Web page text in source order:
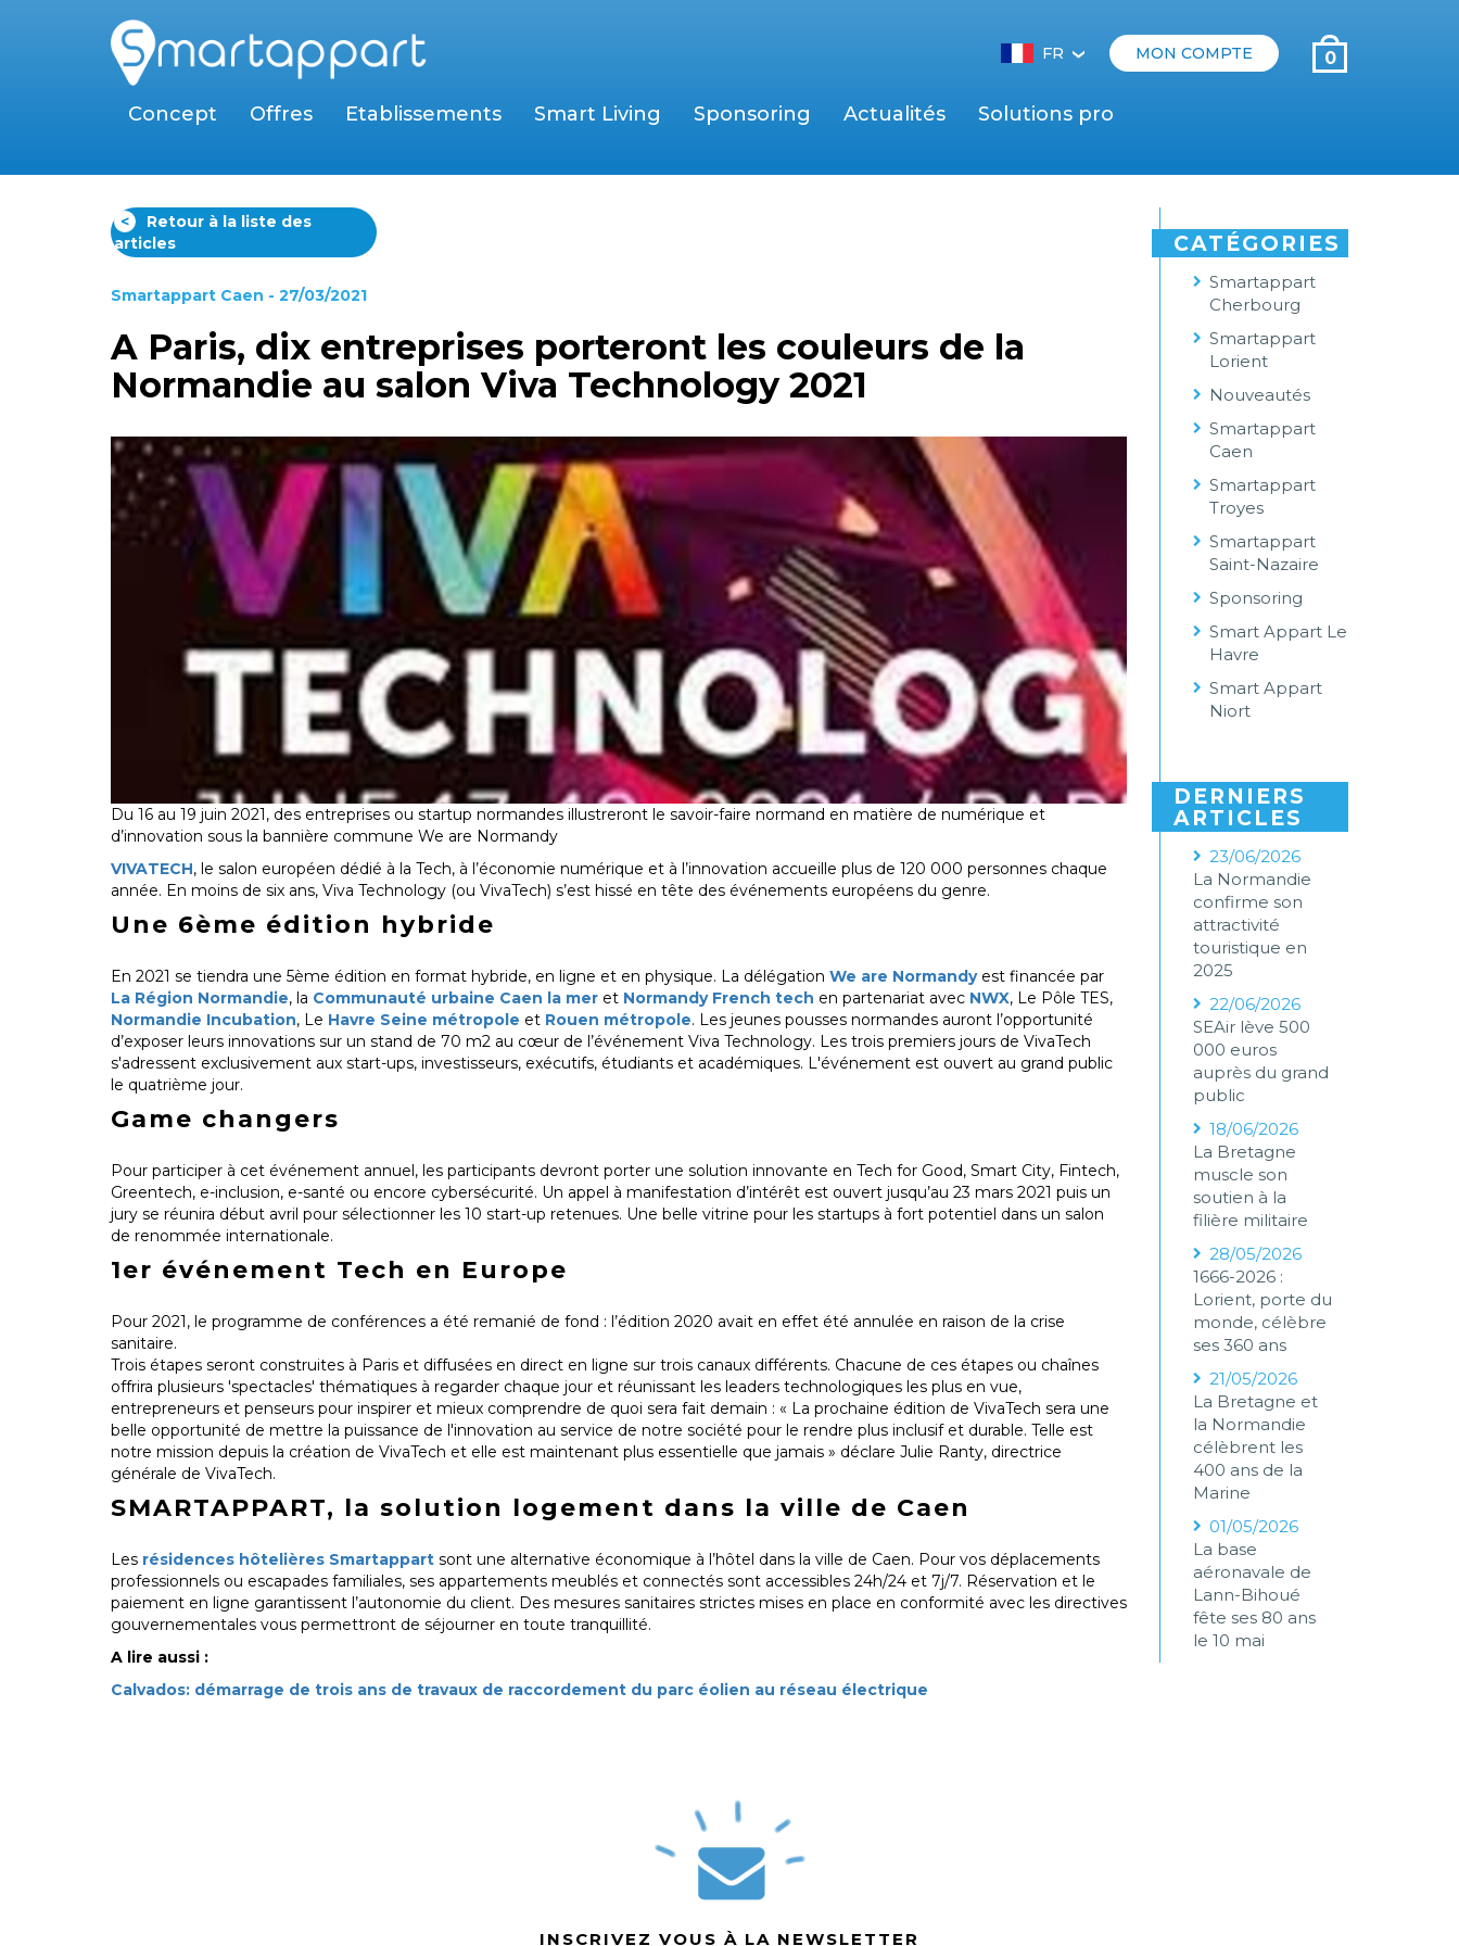
FR‹ MON COMPTE 0
Concept Offres Etablissements Smart Living Sponsoring Actualités Solutions pro
<
Retour à la liste des
articles
Smartappart Caen - 27/03/2021
A Paris, dix entreprises porteront les couleurs de la
Normandie au salon Viva Technology 2021
Du 16 au 19 juin 2021, des entreprises ou startup normandes illustreront le savoir-faire normand en matière de numérique et
d’innovation sous la bannière commune We are Normandy
VIVATECH, le salon européen dédié à la Tech, à l’économie numérique et à l’innovation accueille plus de 120 000 personnes chaque
année. En moins de six ans, Viva Technology (ou VivaTech) s’est hissé en tête des événements européens du genre.
Une 6ème édition hybride
En 2021 se tiendra une 5ème édition en format hybride, en ligne et en physique. La délégation We are Normandyest financée par
La Région Normandie, la Communauté urbaine Caen la mer et Normandy French tech en partenariat avec NWX, Le Pôle TES,
Normandie Incubation, Le Havre Seine métropole et Rouen métropole. Les jeunes pousses normandes auront l’opportunité
d’exposer leurs innovations sur un stand de 70 m2 au cœur de l’événement Viva Technology. Les trois premiers jours de VivaTech
s'adressent exclusivement aux start-ups, investisseurs, exécutifs, étudiants et académiques. L'événement est ouvert au grand public
le quatrième jour.
Game changers
Pour participer à cet événement annuel, les participants devront porter une solution innovante en Tech for Good, Smart City, Fintech,
Greentech, e-inclusion, e-santé ou encore cybersécurité. Un appel à manifestation d’intérêt est ouvert jusqu’au 23 mars 2021 puis un
jury se réunira début avril pour sélectionner les 10 start-up retenues. Une belle vitrine pour les startups à fort potentiel dans un salon
de renommée internationale.
1er événement Tech en Europe
Pour 2021, le programme de conférences a été remanié de fond : l’édition 2020 avait en effet été annulée en raison de la crise
sanitaire.
Trois étapes seront construites à Paris et diffusées en direct en ligne sur trois canaux différents. Chacune de ces étapes ou chaînes
offrira plusieurs 'spectacles' thématiques à regarder chaque jour et réunissant les leaders technologiques les plus en vue,
entrepreneurs et penseurs pour inspirer et mieux comprendre de quoi sera fait demain : « La prochaine édition de VivaTech sera une
belle opportunité de mettre la puissance de l'innovation au service de notre société pour le rendre plus inclusif et durable. Telle est
notre mission depuis la création de VivaTech et elle est maintenant plus essentielle que jamais » déclare Julie Ranty, directrice
générale de VivaTech.
SMARTAPPART, la solution logement dans la ville de Caen
Les résidences hôtelières Smartappart sont une alternative économique à l’hôtel dans la ville de Caen. Pour vos déplacements
professionnels ou escapades familiales, ses appartements meublés et connectés sont accessibles 24h/24 et 7j/7. Réservation et le
paiement en ligne garantissent l’autonomie du client. Des mesures sanitaires strictes mises en place en conformité avec les directives
gouvernementales vous permettront de séjourner en toute tranquillité.
A lire aussi :
Calvados: démarrage de trois ans de travaux de raccordement du parc éolien au réseau électrique
CATÉGORIES
Smartappart
Cherbourg
Smartappart
Lorient
Nouveautés
Smartappart
Caen
Smartappart
Troyes
Smartappart
Saint-Nazaire
Sponsoring
Smart Appart Le
Havre
Smart Appart
Niort
DERNIERS
ARTICLES
23/06/2026
La Normandie
confirme son
attractivité
touristique en
2025
22/06/2026
SEAir lève 500
000 euros
auprès du grand
public
18/06/2026
La Bretagne
muscle son
soutien à la
filière militaire
28/05/2026
1666-2026 :
Lorient, porte du
monde, célèbre
ses 360 ans
21/05/2026
La Bretagne et
la Normandie
célèbrent les
400 ans de la
Marine
01/05/2026
La base
aéronavale de
Lann-Bihoué
fête ses 80 ans
le 10 mai
INSCRIVEZ VOUS À LA NEWSLETTER